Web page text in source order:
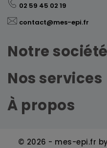
02 59 45 02 19
contact@mes-epi.fr
Notre société
Nos services
À propos
© 2026 - mes-epi.fr